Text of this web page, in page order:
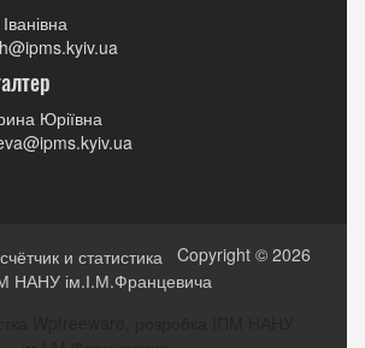
Юріївна
Copyright © 2026
НАНУ ім.І.М.Францевича